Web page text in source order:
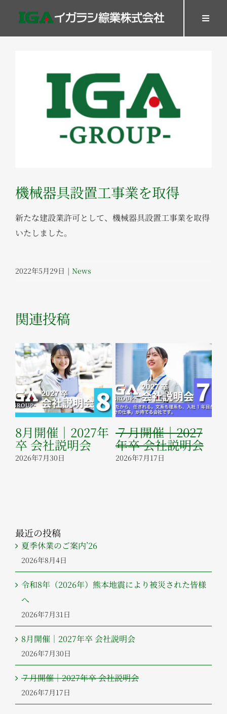
content
Toggle
HOME
Company
機械器具設置工事業を取得
新たな建設業許可として、機械器具設置工事業を取得
いたしました。
2022年5月29日 | News
関連投稿
8月開催｜2027年
卒 会社説明会
2026年7月30日
７月開催｜2027
年卒 会社説明会
2026年7月17日
最近の投稿
夏季休業のご案内’26
2026年8月4日
令和8年（2026年）熊本地震により被災された皆様
へ
2026年7月31日
8月開催｜2027年卒 会社説明会
2026年7月30日
７月開催｜2027年卒 会社説明会
2026年7月17日